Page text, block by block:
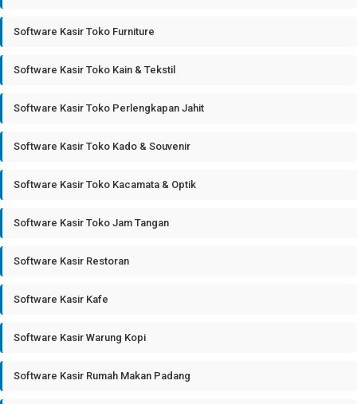
Software Kasir Toko Furniture
Software Kasir Toko Kain & Tekstil
Software Kasir Toko Perlengkapan Jahit
Software Kasir Toko Kado & Souvenir
Software Kasir Toko Kacamata & Optik
Software Kasir Toko Jam Tangan
Software Kasir Restoran
Software Kasir Kafe
Software Kasir Warung Kopi
Software Kasir Rumah Makan Padang